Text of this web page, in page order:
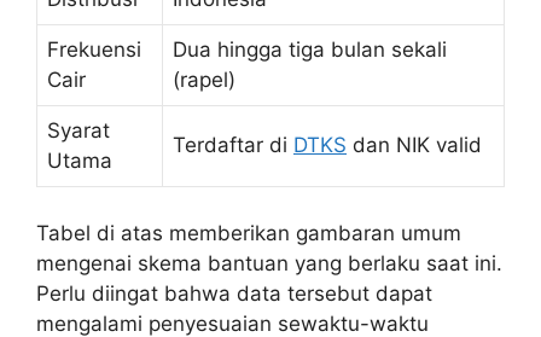
Frekuensi
Cair
Dua hingga tiga bulan sekali
(rapel)
Syarat
Utama
Terdaftar di DTKS dan NIK valid
Tabel di atas memberikan gambaran umum
mengenai skema bantuan yang berlaku saat ini.
Perlu diingat bahwa data tersebut dapat
mengalami penyesuaian sewaktu-waktu